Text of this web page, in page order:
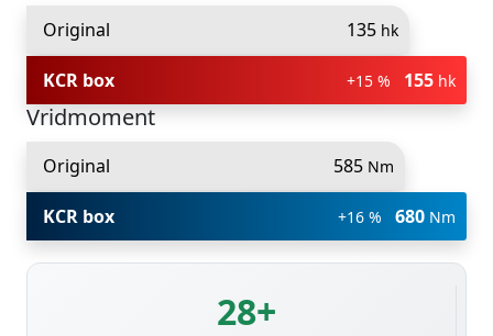
Original 135 hk
KCR box +15 % 155 hk
Vridmoment
Original 585 Nm
KCR box +16 % 680 Nm
28+